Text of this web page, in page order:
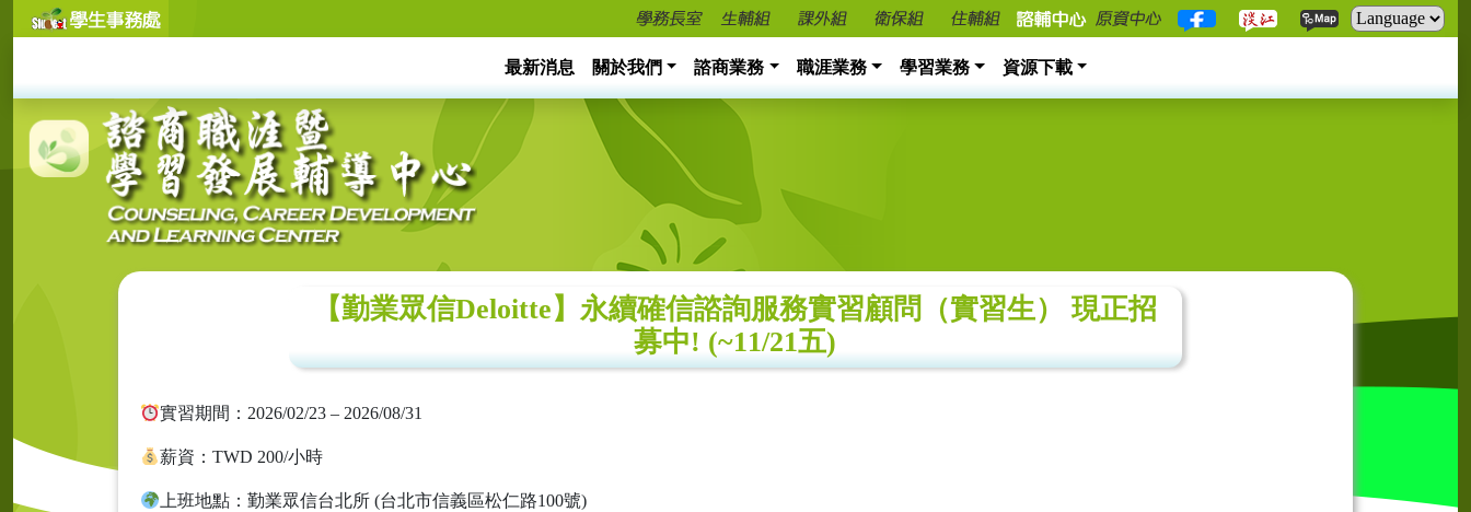
最新消息 關於我們 諮商業務 職涯業務 學習業務 資源下載
【勤業眾信Deloitte】永續確信諮詢服務實習顧問（實習生） 現正招
募中! (~11/21五)
實習期間：2026/02/23 – 2026/08/31
薪資：TWD 200/小時
上班地點：勤業眾信台北所 (台北市信義區松仁路100號)